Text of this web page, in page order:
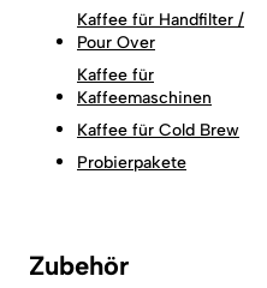
Kaffee für Handfilter /
Pour Over
Kaffee für
Kaffeemaschinen
Kaffee für Cold Brew
Probierpakete
Zubehör